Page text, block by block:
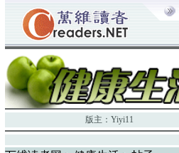
版主： Yiyi11